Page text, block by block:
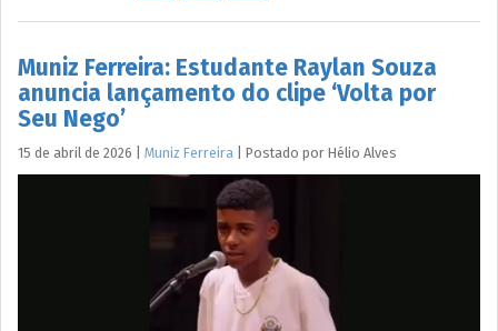
Muniz Ferreira: Estudante Raylan Souza
anuncia lançamento do clipe ‘Volta por
Seu Nego’
15 de abril de 2026 Muniz Ferreira Postado por Hélio Alves